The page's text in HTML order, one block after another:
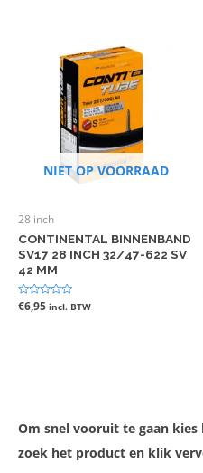
NIET OP VOORRAAD
28 inch
CONTINENTAL BINNENBAND
SV17 28 INCH 32/47-622 SV
42 MM
Gewaardeerd
0
€6,95 incl. BTW
Om snel vooruit te gaan
zoek het product en klik